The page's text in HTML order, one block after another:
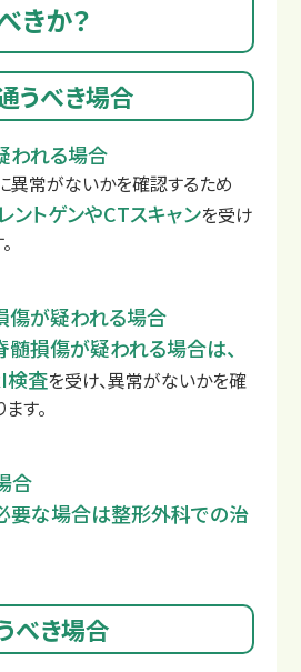
きか？
うべき場合
われる場合
異常がないかを確認するため
ントゲンやCTスキャンを受け
傷が疑われる場合
損傷が疑われる場合は、
検査を受け、異常がないかを確
す。
合
要な場合は整形外科での治
べき場合